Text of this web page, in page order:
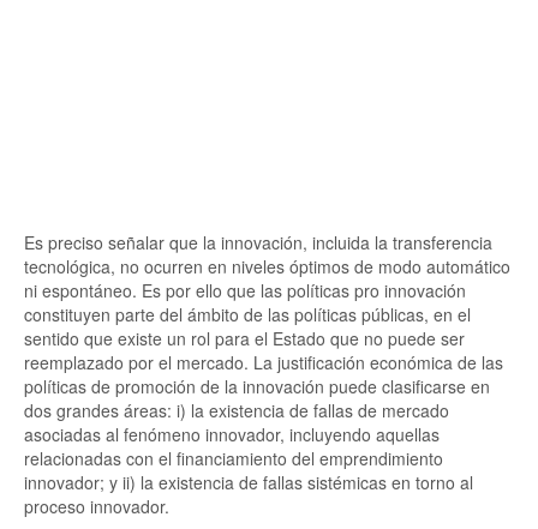
Es preciso señalar que la innovación, incluida la transferencia
tecnológica, no ocurren en niveles óptimos de modo automático
ni espontáneo. Es por ello que las políticas pro innovación
constituyen parte del ámbito de las políticas públicas, en el
sentido que existe un rol para el Estado que no puede ser
reemplazado por el mercado. La justificación económica de las
políticas de promoción de la innovación puede clasificarse en
dos grandes áreas: i) la existencia de fallas de mercado
asociadas al fenómeno innovador, incluyendo aquellas
relacionadas con el financiamiento del emprendimiento
innovador; y ii) la existencia de fallas sistémicas en torno al
proceso innovador.